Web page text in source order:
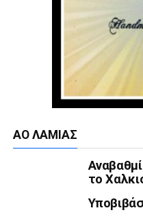
ΑΟ ΛΑΜΊΑΣ
το